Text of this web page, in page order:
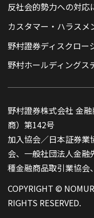
反社会的勢力への対応
カスタマー・ハラスメ
野村證券ディスクロー
野村ホールディングス
野村證券株式会社 金
商）第142号
加入協会／日本証券業
会、一般社団法人金
種金融商品取引業協会
COPYRIGHT ©
RIGHTS RESERVED.